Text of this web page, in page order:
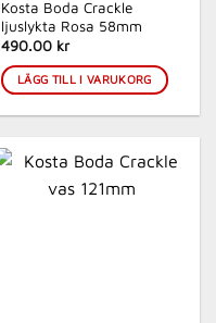
Kosta Boda Crackle
ljuslykta Rosa 58mm
490.00 kr
LÄGG TILL I VARUKORG